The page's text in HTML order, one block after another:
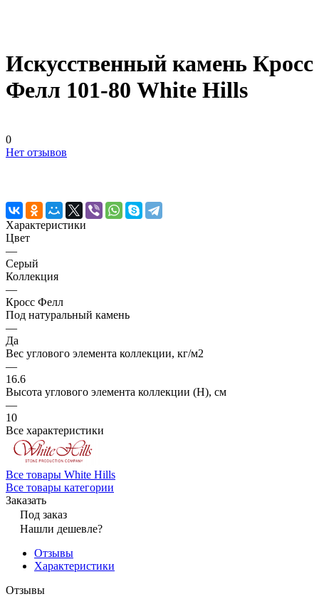
Искусственный камень Кросс
Фелл 101-80 White Hills
0
Нет отзывов
Характеристики
Цвет
—
Серый
Коллекция
—
Кросс Фелл
Под натуральный камень
—
Да
Вес углового элемента коллекции, кг/м2
—
16.6
Высота углового элемента коллекции (H), см
—
10
Все характеристики
Все товары White Hills
Все товары категории
Заказать
Под заказ
Нашли дешевле?
Отзывы
Характеристики
Отзывы